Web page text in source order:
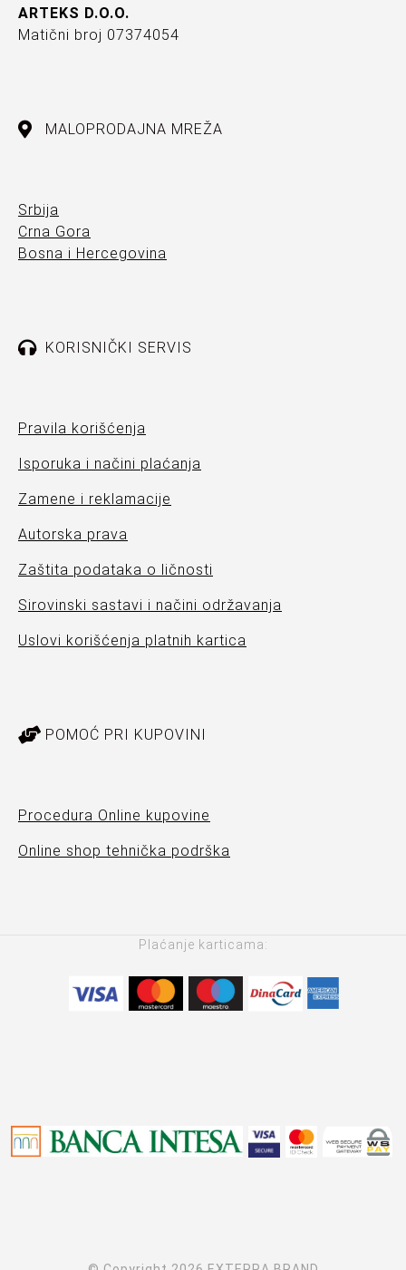
ARTEKS D.O.O.
Matični broj 07374054
MALOPRODAJNA MREŽA
Srbija
Crna Gora
Bosna i Hercegovina
KORISNIČKI SERVIS
Pravila korišćenja
Isporuka i načini plaćanja
Zamene i reklamacije
Autorska prava
Zaštita podataka o ličnosti
Sirovinski sastavi i načini održavanja
Uslovi korišćenja platnih kartica
POMOĆ PRI KUPOVINI
Procedura Online kupovine
Online shop tehnička podrška
Plaćanje karticama: